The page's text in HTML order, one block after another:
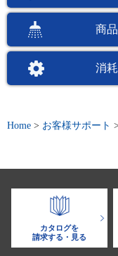
商
消
Home > お客様サポート >
カタログを
請求する・見る